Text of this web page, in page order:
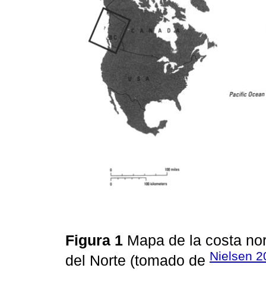
Figura 1 Mapa de la costa
del Norte (tomado de Nielsen